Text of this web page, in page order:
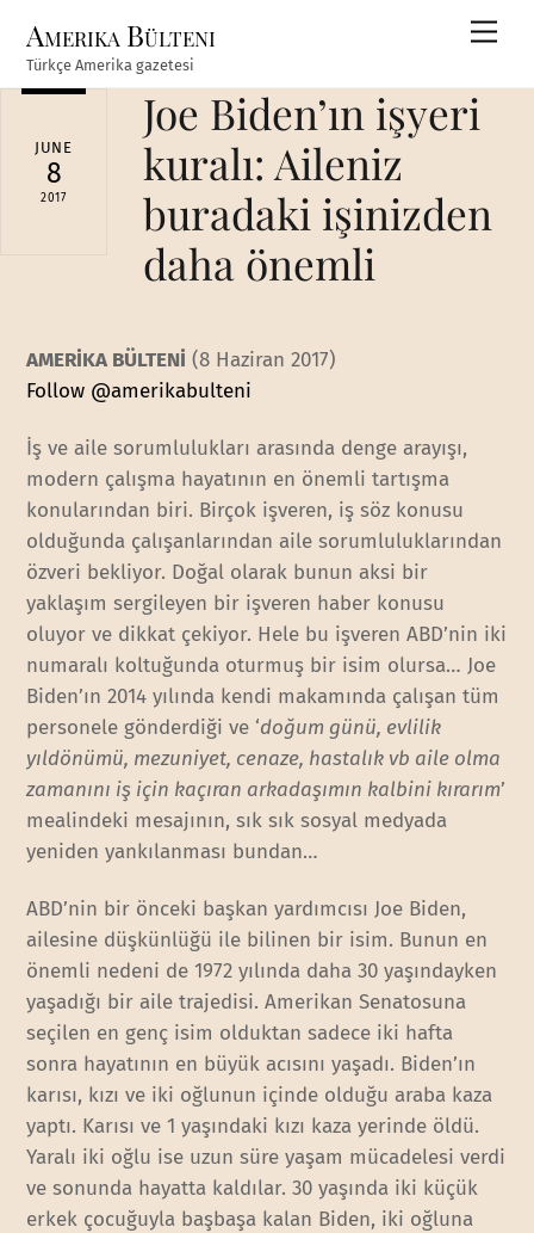
content
Amerika Bülteni
Türkçe Amerika gazetesi
JUNE
8
2017
Joe Biden’ın işyeri
kuralı: Aileniz
buradaki işinizden
daha önemli
AMERİKA BÜLTENİ (8 Haziran 2017)
Follow @amerikabulteni
İş ve aile sorumlulukları arasında denge arayışı,
modern çalışma hayatının en önemli tartışma
konularından biri. Birçok işveren, iş söz konusu
olduğunda çalışanlarından aile sorumluluklarından
özveri bekliyor. Doğal olarak bunun aksi bir
yaklaşım sergileyen bir işveren haber konusu
oluyor ve dikkat çekiyor. Hele bu işveren ABD’nin iki
numaralı koltuğunda oturmuş bir isim olursa… Joe
Biden’ın 2014 yılında kendi makamında çalışan tüm
personele gönderdiği ve ‘doğum günü, evlilik
yıldönümü, mezuniyet, cenaze, hastalık vb aile olma
zamanını iş için kaçıran arkadaşımın kalbini kırarım’
mealindeki mesajının, sık sık sosyal medyada
yeniden yankılanması bundan…
ABD’nin bir önceki başkan yardımcısı Joe Biden,
ailesine düşkünlüğü ile bilinen bir isim. Bunun en
önemli nedeni de 1972 yılında daha 30 yaşındayken
yaşadığı bir aile trajedisi. Amerikan Senatosuna
seçilen en genç isim olduktan sadece iki hafta
sonra hayatının en büyük acısını yaşadı. Biden’ın
karısı, kızı ve iki oğlunun içinde olduğu araba kaza
yaptı. Karısı ve 1 yaşındaki kızı kaza yerinde öldü.
Yaralı iki oğlu ise uzun süre yaşam mücadelesi verdi
ve sonunda hayatta kaldılar. 30 yaşında iki küçük
erkek çocuğuyla başbaşa kalan Biden, iki oğluna